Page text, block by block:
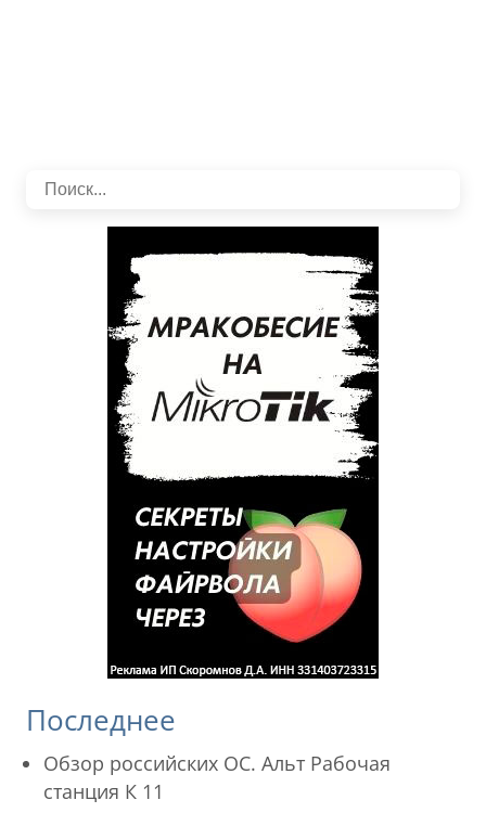
Последнее
Обзор российских ОС. Альт Рабочая
станция К 11